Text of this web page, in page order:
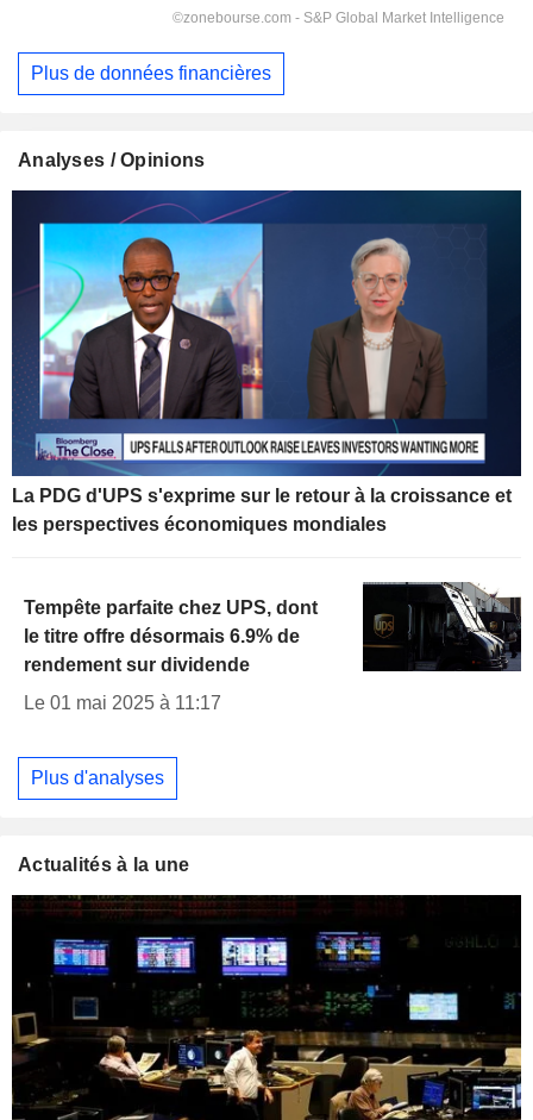
Plus de données financières
Analyses / Opinions
La PDG d'UPS s'exprime sur le retour à la croissance et
les perspectives économiques mondiales
Tempête parfaite chez UPS, dont
le titre offre désormais 6.9% de
rendement sur dividende
Le 01 mai 2025 à 11:17
Plus d'analyses
Actualités à la une